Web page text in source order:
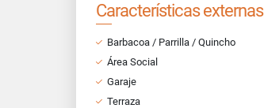
Características externas
Barbacoa / Parrilla / Quincho
Área Social
Garaje
Terraza